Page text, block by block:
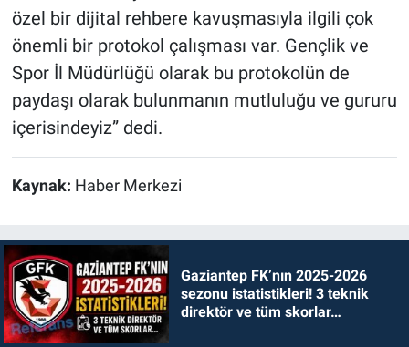
özel bir dijital rehbere kavuşmasıyla ilgili çok
önemli bir protokol çalışması var. Gençlik ve
Spor İl Müdürlüğü olarak bu protokolün de
paydaşı olarak bulunmanın mutluluğu ve gururu
içerisindeyiz” dedi.
Kaynak: Haber Merkezi
Gaziantep FK’nın 2025-2026
sezonu istatistikleri! 3 teknik
direktör ve tüm skorlar…